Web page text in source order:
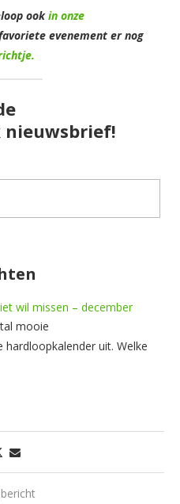
ookin onze
evenement er nog
nieuwsbrief!
wil missen – december
mooie
uit. Welke